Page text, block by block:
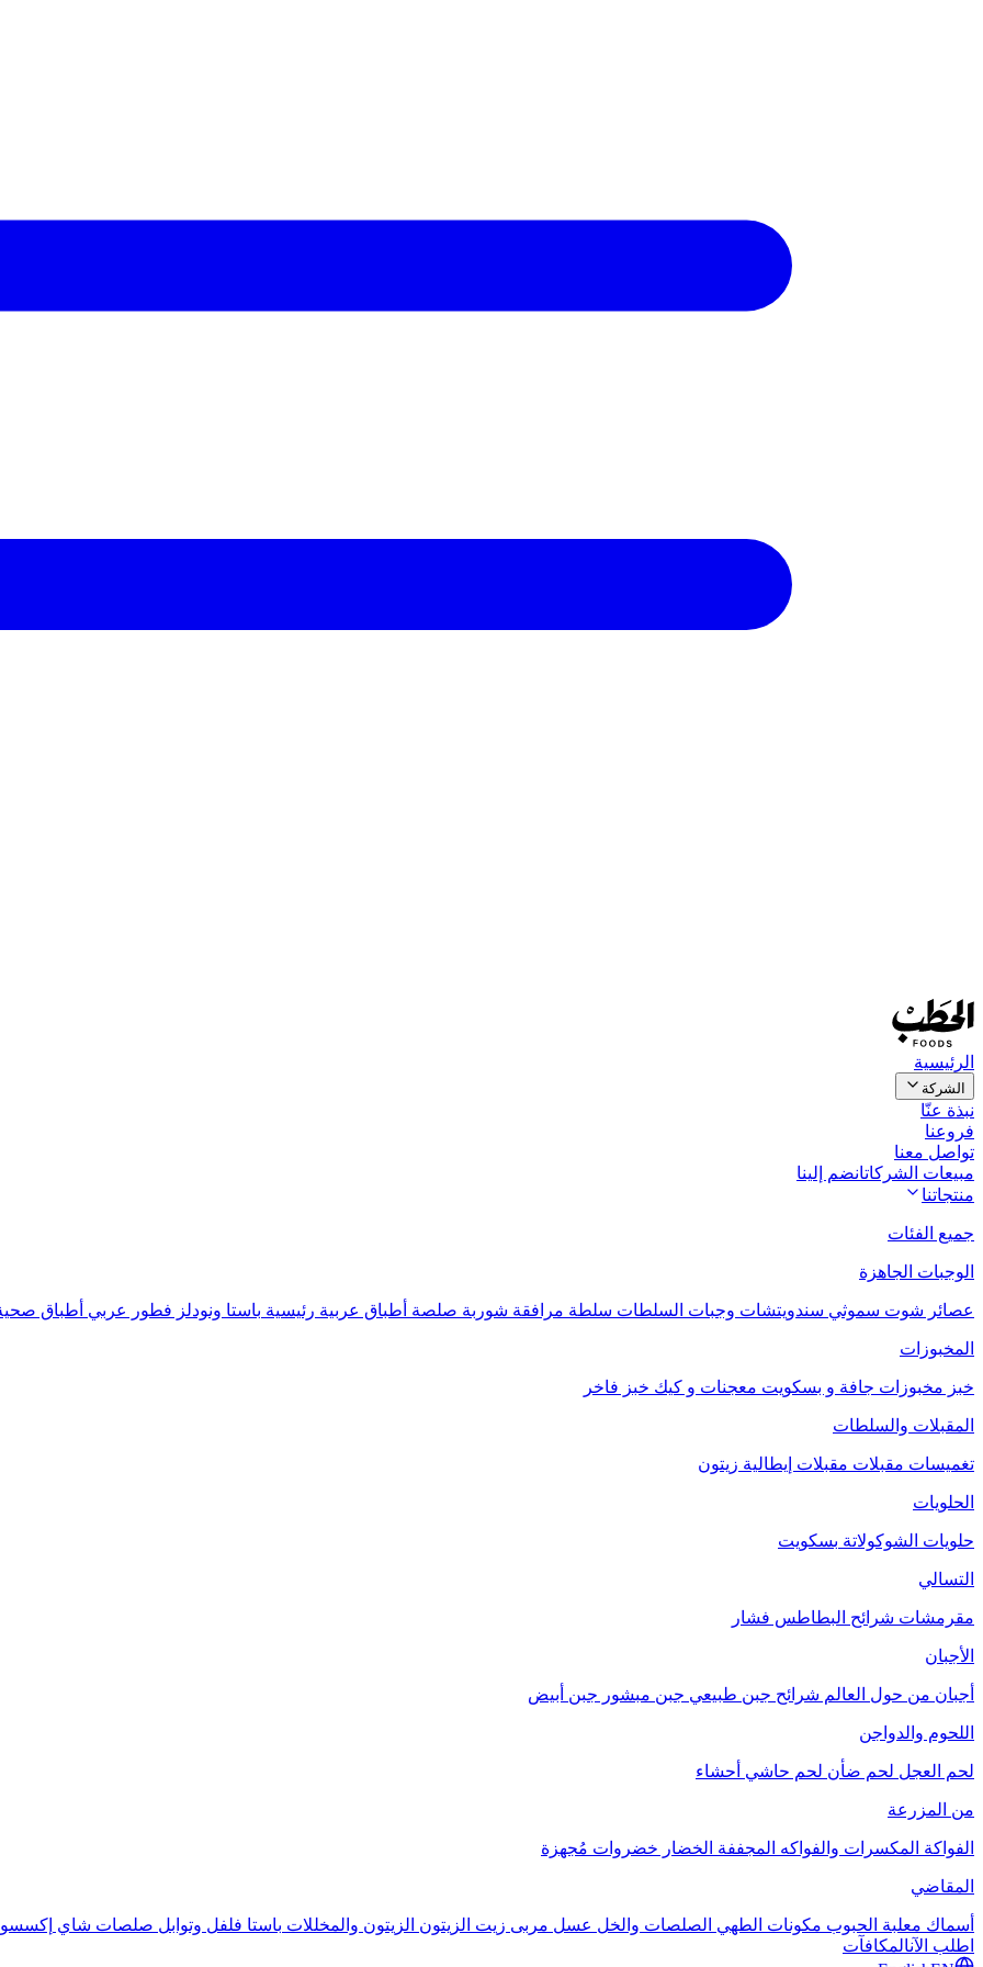
الرئيسية
الشركة
نبذة عنّا
فروعنا
تواصل معنا
مبيعات الشركاتانضم إلينا
منتجاتنا
جميع الفئات
الوجبات الجاهزة
عصائر شوت سموثي سندويتشات وجبات السلطات سلطة مرافقة شوربة صلصة أطباق عربية رئيسية باستا ونودلز فطور عربي أطباق
المخبوزات
خبز مخبوزات جافة و بسكويت معجنات و كيك خبز فاخر
المقبلات والسلطات
تغميسات مقبلات مقبلات إيطالية زيتون
الحلويات
حلويات الشوكولاتة بسكويت
التسالي
مقرمشات شرائح البطاطس فشار
الأجبان
أجبان من حول العالم شرائح جبن طبيعي جبن مبشور جبن أبيض
اللحوم والدواجن
لحم العجل لحم ضأن لحم حاشي أحشاء
من المزرعة
الفواكة المكسرات والفواكه المجففة الخضار خضروات مُجهزة
المقاضي
أسماك معلبة الحبوب مكونات الطهي الصلصات والخل عسل مربى زيت الزيتون الزيتون والمخللات باستا فلفل وتوابل صلصات شاي
اطلب الآنالمكافآت